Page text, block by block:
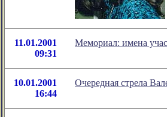
11.01.2001
09:31
Мемориал: имена
10.01.2001
16:44
Очередная стрела